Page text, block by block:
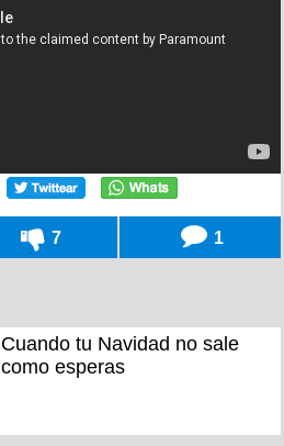
7 1
Cuando tu Navidad no sale
como esperas